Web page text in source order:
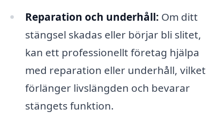
Reparation och underhåll: Om ditt
stängsel skadas eller börjar bli slitet,
kan ett professionellt företag hjälpa
med reparation eller underhåll, vilket
förlänger livslängden och bevarar
stängets funktion.